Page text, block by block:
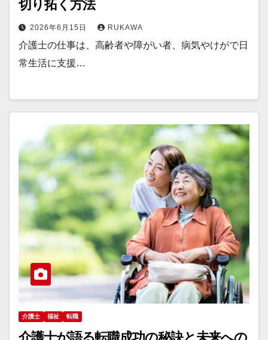
切り拓く方法
2026年6月15日 RUKAWA
介護士の仕事は、高齢者や障がい者、病気やけがで日
常生活に支援…
介護士 福祉 転職